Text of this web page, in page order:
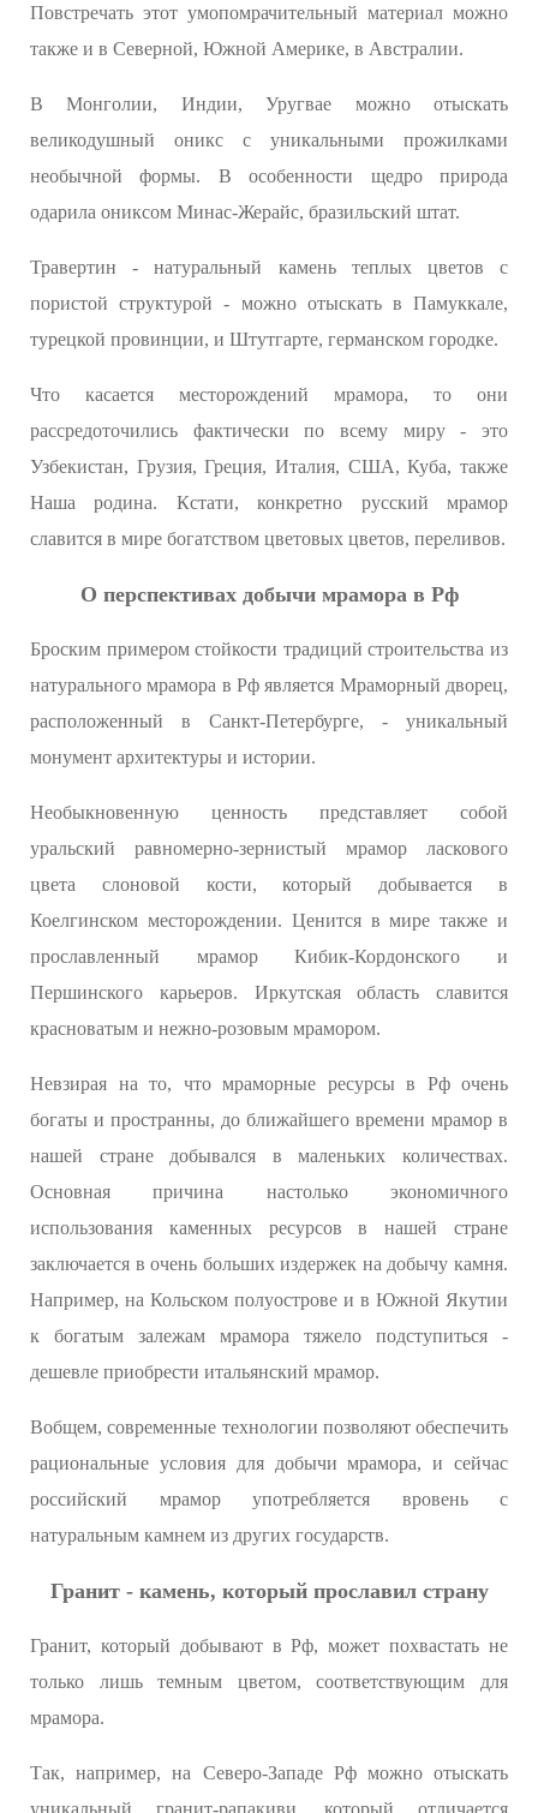
Повстречать этот умопомрачительный материал можно
также и в Северной, Южной Америке, в Австралии.
В Монголии, Индии, Уругвае можно отыскать
великодушный оникс с уникальными прожилками
необычной формы. В особенности щедро природа
одарила ониксом Минас-Жерайс, бразильский штат.
Травертин - натуральный камень теплых цветов с
пористой структурой - можно отыскать в Памуккале,
турецкой провинции, и Штутгарте, германском городке.
Что касается месторождений мрамора, то они
рассредоточились фактически по всему миру - это
Узбекистан, Грузия, Греция, Италия, США, Куба, также
Наша родина. Кстати, конкретно русский мрамор
славится в мире богатством цветовых цветов, переливов.
О перспективах добычи мрамора в Рф
Броским примером стойкости традиций строительства из
натурального мрамора в Рф является Мраморный дворец,
расположенный в Санкт-Петербурге, - уникальный
монумент архитектуры и истории.
Необыкновенную ценность представляет собой
уральский равномерно-зернистый мрамор ласкового
цвета слоновой кости, который добывается в
Коелгинском месторождении. Ценится в мире также и
прославленный мрамор Кибик-Кордонского и
Першинского карьеров. Иркутская область славится
красноватым и нежно-розовым мрамором.
Невзирая на то, что мраморные ресурсы в Рф очень
богаты и пространны, до ближайшего времени мрамор в
нашей стране добывался в маленьких количествах.
Основная причина настолько экономичного
использования каменных ресурсов в нашей стране
заключается в очень больших издержек на добычу камня.
Например, на Кольском полуострове и в Южной Якутии
к богатым залежам мрамора тяжело подступиться -
дешевле приобрести итальянский мрамор.
Вобщем, современные технологии позволяют обеспечить
рациональные условия для добычи мрамора, и сейчас
российский мрамор употребляется вровень с
натуральным камнем из других государств.
Гранит - камень, который прославил страну
Гранит, который добывают в Рф, может похвастать не
только лишь темным цветом, соответствующим для
мрамора.
Так, например, на Северо-Западе Рф можно отыскать
уникальный гранит-рапакиви, который отличается